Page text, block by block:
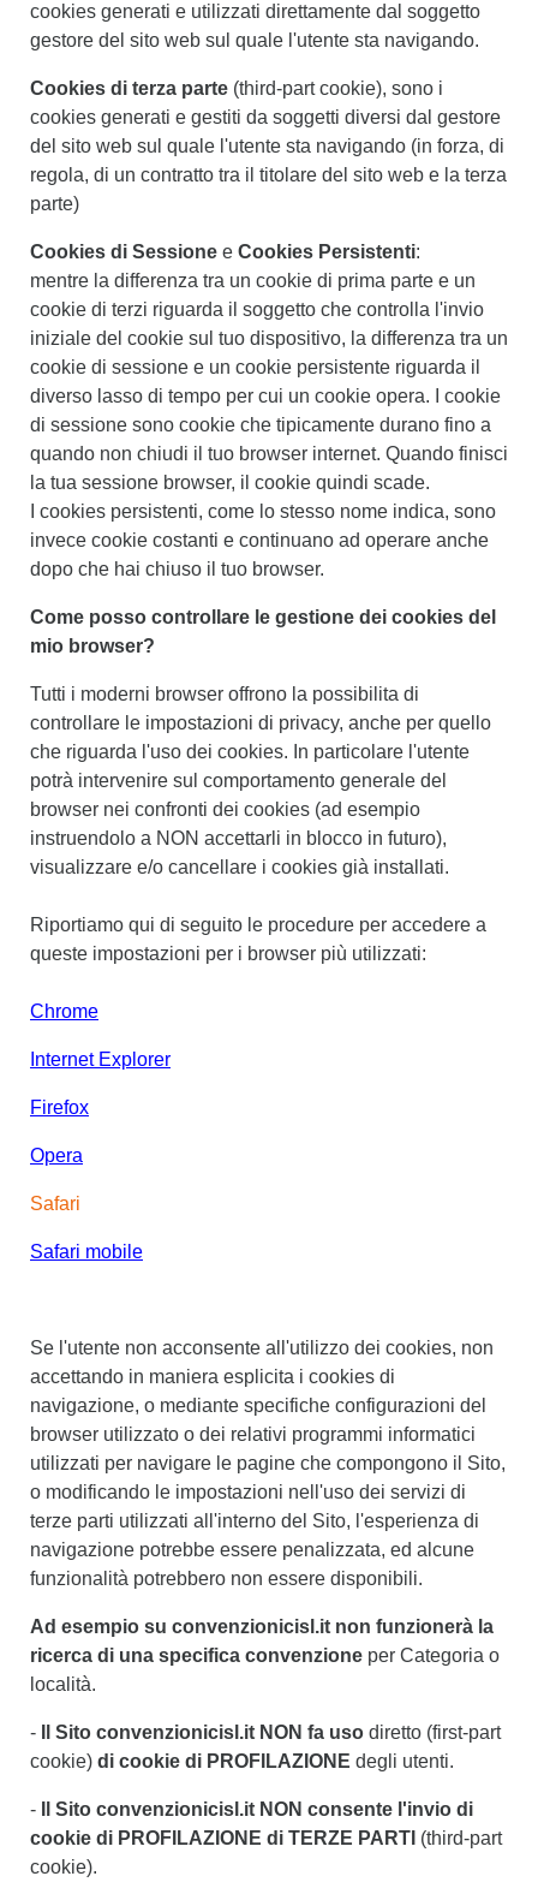
cookies generati e utilizzati direttamente dal soggetto
gestore del sito web sul quale l'utente sta navigando.
Cookies di terza parte (third-part cookie), sono i
cookies generati e gestiti da soggetti diversi dal gestore
del sito web sul quale l'utente sta navigando (in forza, di
regola, di un contratto tra il titolare del sito web e la terza
parte)
Cookies di Sessione e Cookies Persistenti:
mentre la differenza tra un cookie di prima parte e un
cookie di terzi riguarda il soggetto che controlla l'invio
iniziale del cookie sul tuo dispositivo, la differenza tra un
cookie di sessione e un cookie persistente riguarda il
diverso lasso di tempo per cui un cookie opera. I cookie
di sessione sono cookie che tipicamente durano fino a
quando non chiudi il tuo browser internet. Quando finisci
la tua sessione browser, il cookie quindi scade.
I cookies persistenti, come lo stesso nome indica, sono
invece cookie costanti e continuano ad operare anche
dopo che hai chiuso il tuo browser.
Come posso controllare le gestione dei cookies del
mio browser?
Tutti i moderni browser offrono la possibilita di
controllare le impostazioni di privacy, anche per quello
che riguarda l'uso dei cookies. In particolare l'utente
potrà intervenire sul comportamento generale del
browser nei confronti dei cookies (ad esempio
instruendolo a NON accettarli in blocco in futuro),
visualizzare e/o cancellare i cookies già installati.
Riportiamo qui di seguito le procedure per accedere a
queste impostazioni per i browser più utilizzati:
Chrome
Internet Explorer
Firefox
Opera
Safari
Safari mobile
Se l'utente non acconsente all'utilizzo dei cookies, non
accettando in maniera esplicita i cookies di
navigazione, o mediante specifiche configurazioni del
browser utilizzato o dei relativi programmi informatici
utilizzati per navigare le pagine che compongono il Sito,
o modificando le impostazioni nell'uso dei servizi di
terze parti utilizzati all'interno del Sito, l'esperienza di
navigazione potrebbe essere penalizzata, ed alcune
funzionalità potrebbero non essere disponibili.
Ad esempio su convenzionicisl.it non funzionerà la
ricerca di una specifica convenzione per Categoria o
località.
- Il Sito convenzionicisl.it NON fa uso diretto (first-part
cookie) di cookie di PROFILAZIONE degli utenti.
-
Il Sito convenzionicisl.it NON consente l'invio di
cookie di PROFILAZIONE di TERZE PARTI (third-part
cookie).